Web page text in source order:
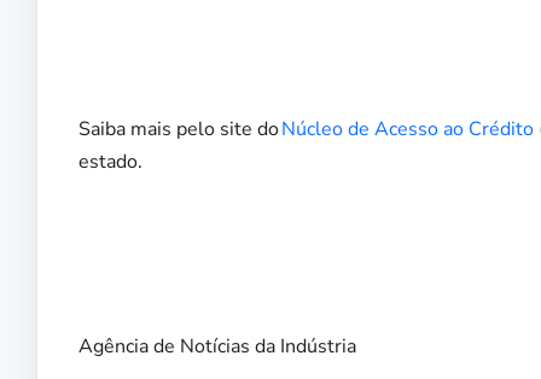
Saiba mais pelo site doNúcleo de Acesso ao Crédito
estado.
Agência de Notícias da Indústria